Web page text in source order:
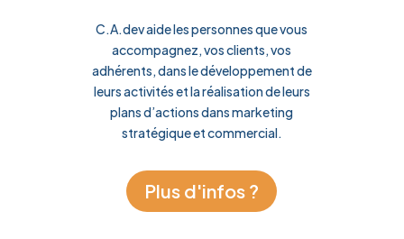
C.A.dev aide les personnes que vous
accompagnez, vos clients, vos
adhérents, dans le développement de
leurs activités et la réalisation de leurs
plans d’actions dans marketing
stratégique et commercial.
Plus d'infos ?